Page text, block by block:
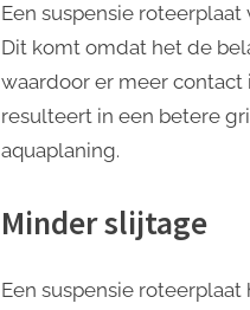
Een suspensie
Dit komt omdat het de
waardoor er meer contact
resulteert in een betere
aquaplaning.
Minder slijtage
Een suspensie